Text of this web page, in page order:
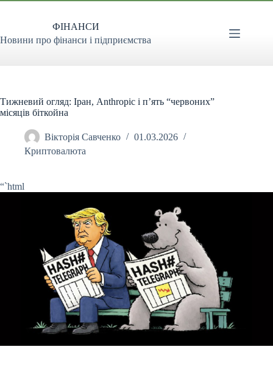
Перейти
ФІНАНСИ
Новини про фінанси і підприємства
Тижневий огляд: Іран, Anthropic і п’ять “червоних”
місяців біткойна
Вікторія Савченко
01.03.2026
Криптовалюта
“`html